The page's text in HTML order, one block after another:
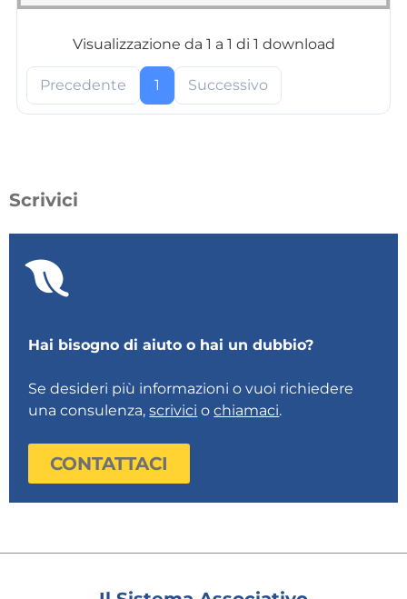
Visualizzazione da 1 a 1 di 1 download
Precedente 1 Successivo
Scrivici
Hai bisogno di aiuto o hai un dubbio?
Se desideri più informazioni o vuoi richiedere
una consulenza,scrivici ochiamaci.
CONTATTACI